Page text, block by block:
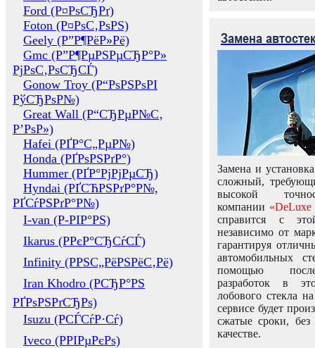
Ford (Р¤РѕСЂРґ)
Foton (Р¤РѕС‚РѕРЅ)
Geely (Р”Р¶РёР»Рё)
Gmc (Р”Р¶РµРЅРµСЂР°Р»
РјРѕС‚РѕСЂСЃ)
Gonow Troy (Р“РѕРЅРѕРІ
РўСЂРѕР№)
Great Wall (Р“СЂРµР№С‚
Р’РѕР»)
Hafei (РҐР°С„РµР№)
Honda (РҐРѕРЅРґР°)
Hummer (РҐР°РјРјРµСЂ)
Hyndai (РҐСЋРЅРґР°Р№,
РҐСѓРЅРґР°Р№)
I-van (Р-РІР°РЅ)
Ikarus (РРєР°СЂСѓСЃ)
Infinity (РРЅС„РёРЅРёС‚Рё)
Iran Khodro (РСЂР°РЅ
РҐРѕРЅРґСЂРѕ)
Isuzu (РСЃСѓР·Сѓ)
Iveco (РРІРµРєРѕ)
Замена
Замена и
сложный,
высокой
компании «DeLuxe
справится с
независимо от
гарантируя
автомобильных
помощью
разработок в
лобового стекла
сервисе будет
сжатые сроки,
качестве.